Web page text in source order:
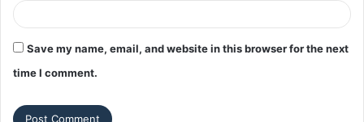
Save my name, email, and website in this browser for the next
time I comment.